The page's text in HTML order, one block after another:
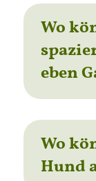
Wo
eben
Wo
Hund